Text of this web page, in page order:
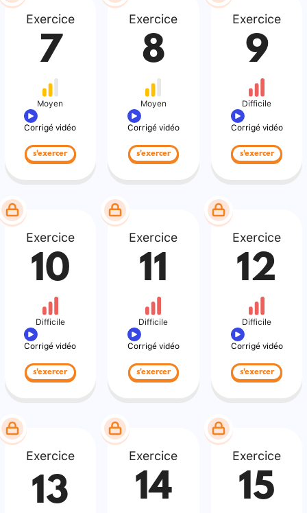
Exercice
7
Moyen
Corrigé vidéo
s'exercer
Exercice
8
Moyen
Corrigé vidéo
s'exercer
Exercice
9
Difficile
Corrigé vidéo
s'exercer
Exercice
10
Difficile
Corrigé vidéo
s'exercer
Exercice
11
Difficile
Corrigé vidéo
s'exercer
Exercice
12
Difficile
Corrigé vidéo
s'exercer
Exercice
13
Exercice
14
Exercice
15